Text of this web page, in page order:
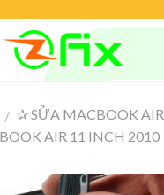
/ ✰ SỬA MACBOOK AIR
AIR 11 INCH 2010